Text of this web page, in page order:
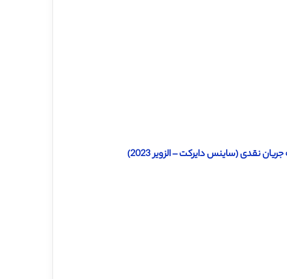
نقدی (ساینس دایرکت – الزویر 2023)